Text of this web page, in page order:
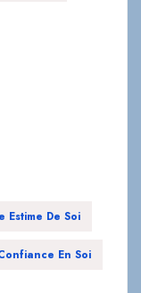
Estime De Soi
En Soi